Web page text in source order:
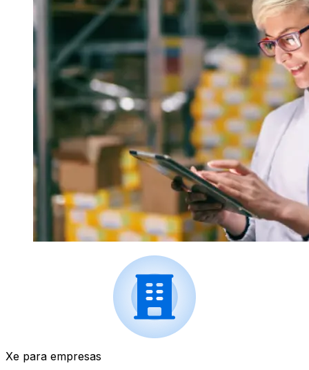
Xe para empresas